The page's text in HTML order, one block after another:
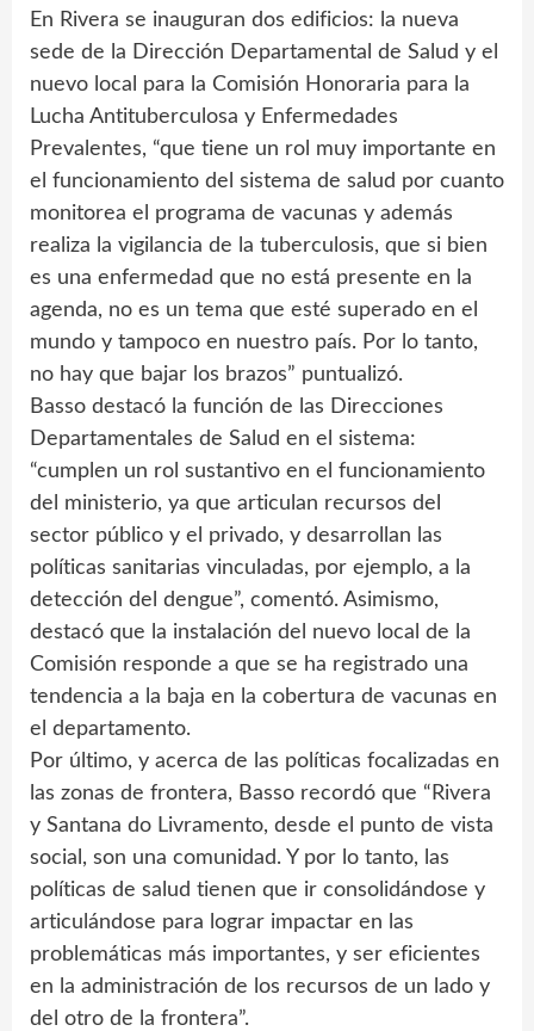
En Rivera se inauguran dos edificios: la nueva
sede de la Dirección Departamental de Salud y el
nuevo local para la Comisión Honoraria para la
Lucha Antituberculosa y Enfermedades
Prevalentes, “que tiene un rol muy importante en
el funcionamiento del sistema de salud por cuanto
monitorea el programa de vacunas y además
realiza la vigilancia de la tuberculosis, que si bien
es una enfermedad que no está presente en la
agenda, no es un tema que esté superado en el
mundo y tampoco en nuestro país. Por lo tanto,
no hay que bajar los brazos” puntualizó.
Basso destacó la función de las Direcciones
Departamentales de Salud en el sistema:
“cumplen un rol sustantivo en el funcionamiento
del ministerio, ya que articulan recursos del
sector público y el privado, y desarrollan las
políticas sanitarias vinculadas, por ejemplo, a la
detección del dengue”, comentó. Asimismo,
destacó que la instalación del nuevo local de la
Comisión responde a que se ha registrado una
tendencia a la baja en la cobertura de vacunas en
el departamento.
Por último, y acerca de las políticas focalizadas en
las zonas de frontera, Basso recordó que “Rivera
y Santana do Livramento, desde el punto de vista
social, son una comunidad. Y por lo tanto, las
políticas de salud tienen que ir consolidándose y
articulándose para lograr impactar en las
problemáticas más importantes, y ser eficientes
en la administración de los recursos de un lado y
del otro de la frontera”.